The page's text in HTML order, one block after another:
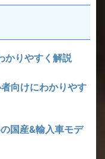
かりやすく解説
向けにわかりやす
国産&輸入車モデ